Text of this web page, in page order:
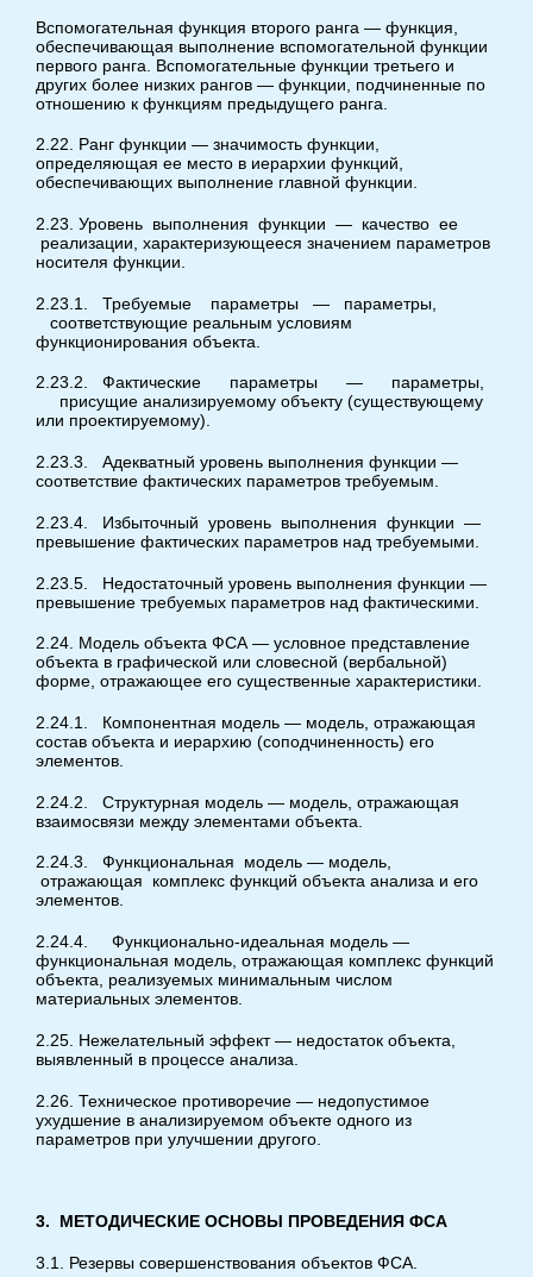
Вспомогательная функция второго ранга — функция,
обеспечивающая выполнение вспомогательной функции
первого ранга. Вспомогательные функции третьего и
других более низких рангов — функции, подчиненные по
отношению к функциям предыдущего ранга.
2.22. Ранг функции — значимость функции,
определяющая ее место в иерархии функций,
обеспечивающих выполнение главной функции.
2.23. Уровень выполнения функции — качество ее
реализации, характеризующееся значением параметров
носителя функции.
2.23.1. Требуемые параметры — параметры,
соответствующие реальным условиям
функционирования объекта.
2.23.2. Фактические параметры — параметры,
присущие анализируемому объекту (существующему
или проектируемому).
2.23.3. Адекватный уровень выполнения функции —
соответствие фактических параметров требуемым.
2.23.4. Избыточный уровень выполнения функции —
превышение фактических параметров над требуемыми.
2.23.5. Недостаточный уровень выполнения функции —
превышение требуемых параметров над фактическими.
2.24. Модель объекта ФСА — условное представление
объекта в графической или словесной (вербальной)
форме, отражающее его существенные характеристики.
2.24.1. Компонентная модель — модель, отражающая
состав объекта и иерархию (соподчиненность) его
элементов.
2.24.2. Структурная модель — модель, отражающая
взаимосвязи между элементами объекта.
2.24.3. Функциональная модель — модель,
отражающая комплекс функций объекта анализа и его
элементов.
2.24.4. Функционально-идеальная модель —
функциональная модель, отражающая комплекс функций
объекта, реализуемых минимальным числом
материальных элементов.
2.25. Нежелательный эффект — недостаток объекта,
выявленный в процессе анализа.
2.26. Техническое противоречие — недопустимое
ухудшение в анализируемом объекте одного из
параметров при улучшении другого.
3. МЕТОДИЧЕСКИЕ ОСНОВЫ ПРОВЕДЕНИЯ ФСА
3.1. Резервы совершенствования объектов ФСА.